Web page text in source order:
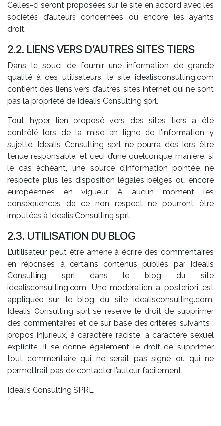
Celles-ci seront proposées sur le site en accord avec les
sociétés d’auteurs concernées ou encore les ayants
droit.
2.2. LIENS VERS D’AUTRES SITES TIERS
Dans le souci de fournir une information de grande
qualité à ces utilisateurs, le site idealisconsulting.com
contient des liens vers d’autres sites internet qui ne sont
pas la propriété de Idealis Consulting sprl.
Tout hyper lien proposé vers des sites tiers a été
contrôlé lors de la mise en ligne de l’information y
sujette. Idealis Consulting sprl ne pourra dès lors être
tenue responsable, et ceci d’une quelconque manière, si
le cas échéant, une source d’information pointée ne
respecte plus les disposition légales belges ou encore
européennes en vigueur. A aucun moment les
conséquences de ce non respect ne pourront être
imputées à Idealis Consulting sprl.
2.3. UTILISATION DU BLOG
L’utilisateur peut être amené à écrire des commentaires
en réponses à certains contenus publiés par Idealis
Consulting sprl dans le blog du site
idealisconsulting.com. Une modération a posteriori est
appliquée sur le blog du site idealisconsulting.com.
Idealis Consulting sprl se réserve le droit de supprimer
des commentaires et ce sur base des critères suivants :
propos injurieux, à caractère raciste, à caractère sexuel
explicite. Il se donne également le droit de supprimer
tout commentaire qui ne serait pas signé ou qui ne
permettrait pas de contacter l’auteur facilement.
Idealis Consulting SPRL